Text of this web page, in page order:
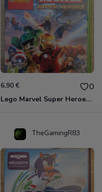
6.90 € 0
Lego Marvel Super Heroes Xbox 360
TheGamingR83